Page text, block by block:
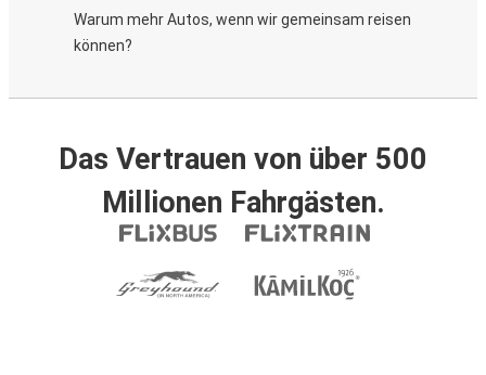
Warum mehr Autos, wenn wir gemeinsam reisen
können?
Das Vertrauen von über 500
Millionen Fahrgästen.